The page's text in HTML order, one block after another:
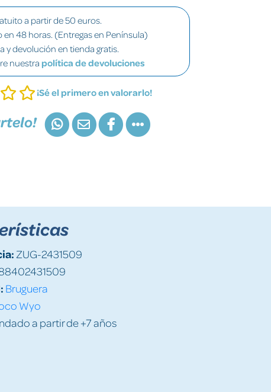
a partir de 50 euros.
en 48 horas. (Entregas en Península)
y devolución en tienda gratis.
nuestra política de devoluciones
¡Sé el primero en valorarlo!
ZUG-2431509
Bruguera
Wyo
a partir de +7 años